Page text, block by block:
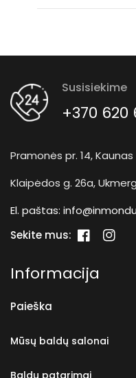
Susisiekime
+370 620
Pramonės pr. 14, Kaunas
Klaipėdos g. 26a,
El. paštas:
Sekite mus:
Informacija
Paieška
Mūsų baldų salonai
Baldų patarimai